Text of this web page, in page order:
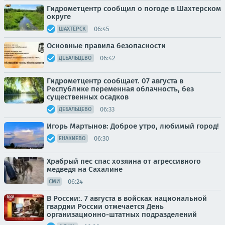
Гидрометцентр сообщил о погоде в Шахтерском
округе
ШАХТЁРСК 06:45
Основные правила безопасности
ДЕБАЛЬЦЕВО 06:42
Гидрометцентр сообщает. 07 августа в
Республике переменная облачность, без
существенных осадков
ДЕБАЛЬЦЕВО 06:33
Игорь Мартынов: Доброе утро, любимый город!
ЕНАКИЕВО 06:30
Храбрый пес спас хозяина от агрессивного
медведя на Сахалине
СМИ 06:24
В России:. 7 августа в войсках национальной
гвардии России отмечается День
организационно-штатных подразделений